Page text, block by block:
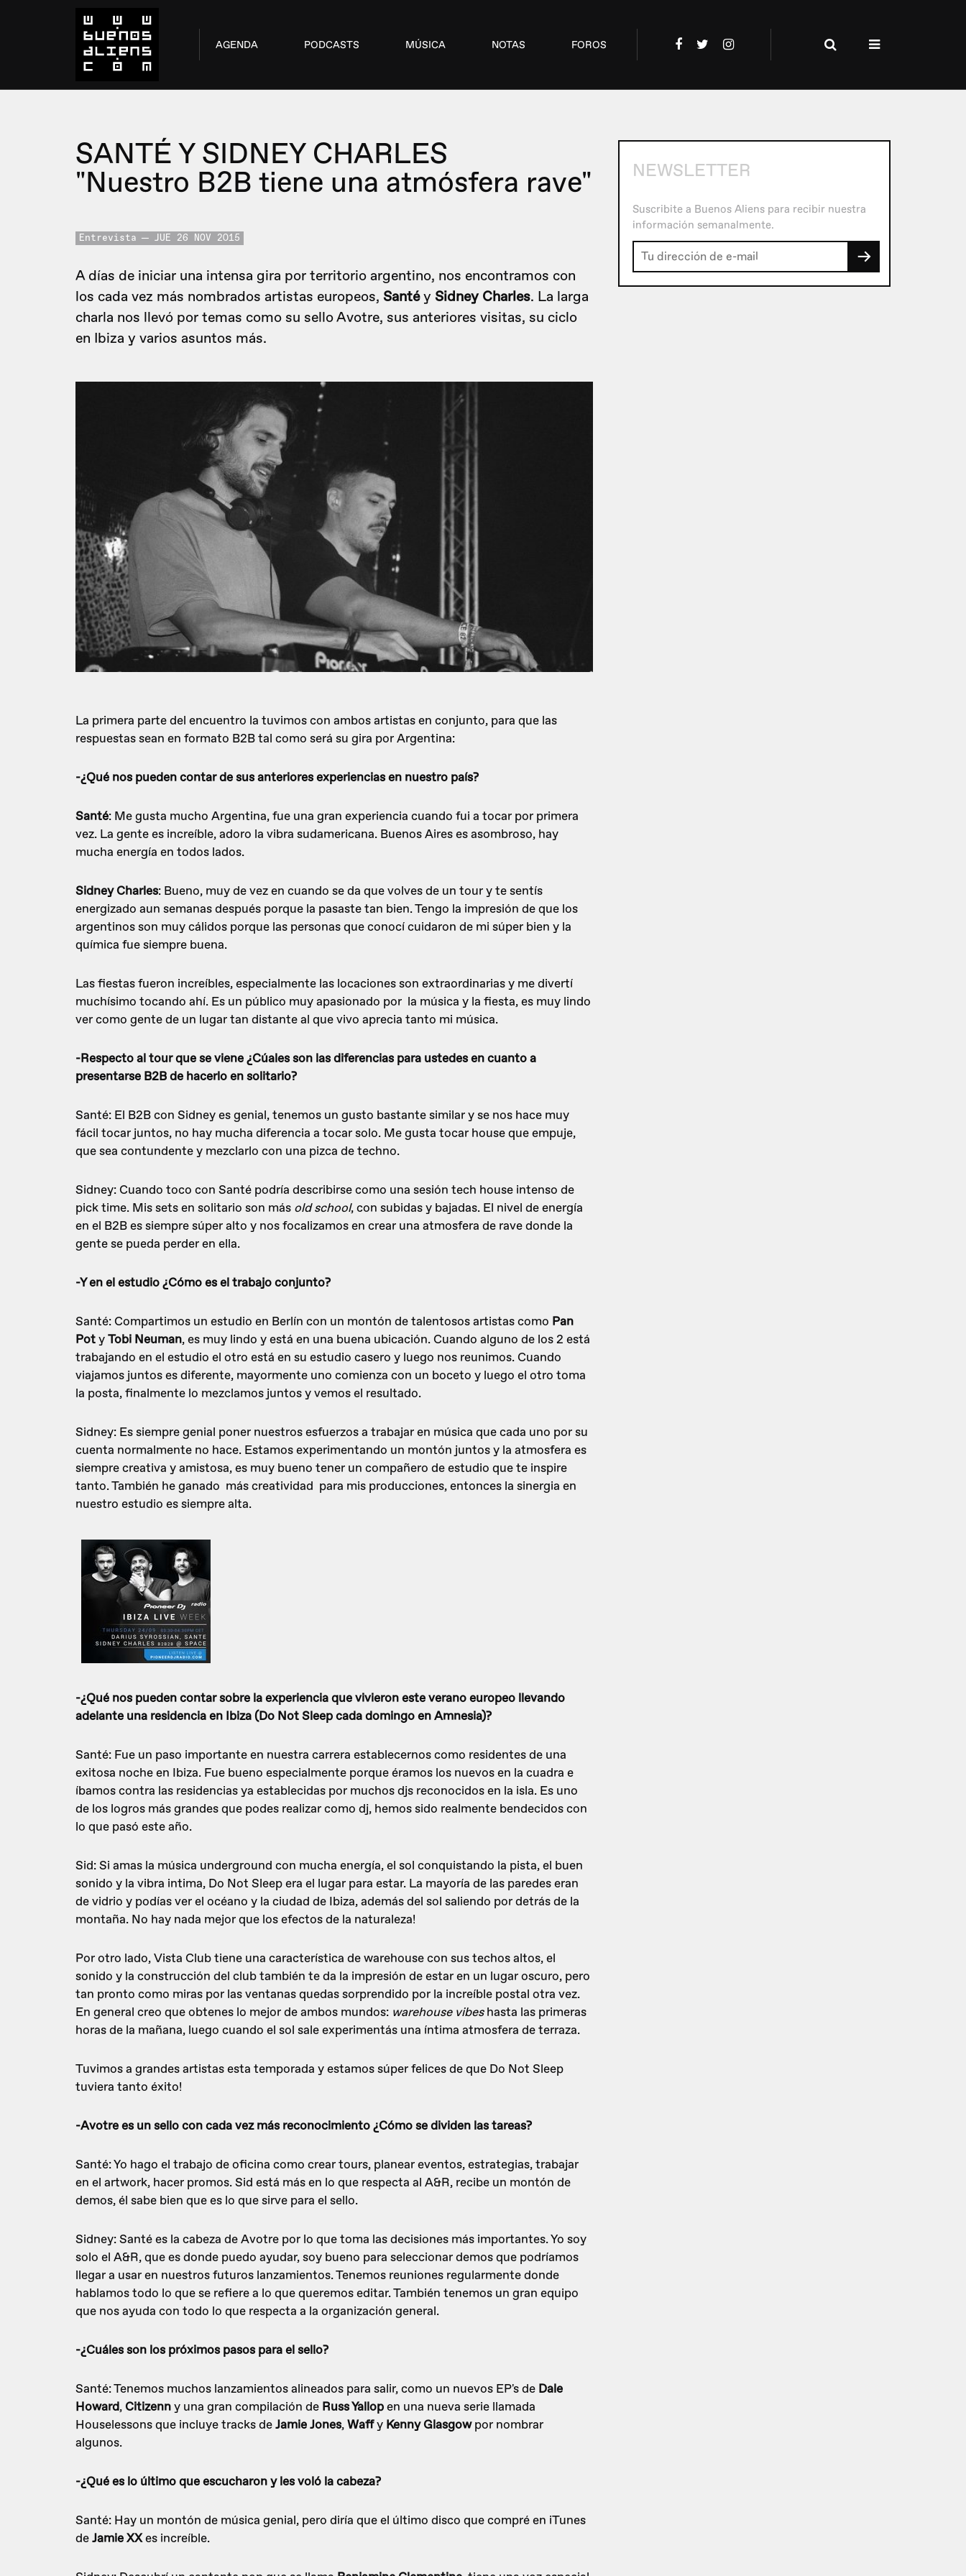
AGENDA PODCASTS MÚSICA NOTAS FOROS
SANTÉ Y SIDNEY CHARLES
"Nuestro B2B tiene una atmósfera rave"
Entrevista JUE 26 NOV 2015
A días de iniciar una intensa gira por territorio argentino, nos encontramos con
los cada vez más nombrados artistas europeos, Santéy Sidney Charles. La larga
charla nos llevó por temas como su sello Avotre, sus anteriores visitas, su ciclo
en Ibiza y varios asuntos más.
La primera parte del encuentro la tuvimos con ambos artistas en conjunto, para que las
respuestas sean en formato B2B tal como será su gira por Argentina:
-¿Qué nos pueden contar de sus anteriores experiencias en nuestro país?
Santé: Me gusta mucho Argentina, fue una gran experiencia cuando fui a tocar por primera
vez. La gente es increíble, adoro la vibra sudamericana. Buenos Aires es asombroso, hay
mucha energía en todos lados.
Sidney Charles: Bueno, muy de vez en cuando se da que volves de un tour y te sentís
energizado aun semanas después porque la pasaste tan bien. Tengo la impresión de que los
argentinos son muy cálidos porque las personas que conocí cuidaron de mi súper bien y la
química fue siempre buena.
Las fiestas fueron increíbles, especialmente las locaciones son extraordinarias y me divertí
muchísimo tocando ahí. Es un público muy apasionado por la música y la fiesta, es muy lindo
ver como gente de un lugar tan distante al que vivo aprecia tanto mi música.
-Respecto al tour que se viene ¿Cúales son las diferencias para ustedes en cuanto a
presentarse B2B de hacerlo en solitario?
Santé: El B2B con Sidney es genial, tenemos un gusto bastante similar y se nos hace muy
fácil tocar juntos, no hay mucha diferencia a tocar solo. Me gusta tocar house que empuje,
que sea contundente y mezclarlo con una pizca de techno.
Sidney: Cuando toco con Santé podría describirse como una sesión tech house intenso de
pick time. Mis sets en solitario son más old school, con subidas y bajadas. El nivel de energía
en el B2B es siempre súper alto y nos focalizamos en crear una atmosfera de rave donde la
gente se pueda perder en ella.
-Y en el estudio ¿Cómo es el trabajo conjunto?
Santé: Compartimos un estudio en Berlín con un montón de talentosos artistas como Pan
PotyTobi Neuman, es muy lindo y está en una buena ubicación. Cuando alguno de los 2 está
trabajando en el estudio el otro está en su estudio casero y luego nos reunimos. Cuando
viajamos juntos es diferente, mayormente uno comienza con un boceto y luego el otro toma
la posta, finalmente lo mezclamos juntos y vemos el resultado.
Sidney: Es siempre genial poner nuestros esfuerzos a trabajar en música que cada uno por su
cuenta normalmente no hace. Estamos experimentando un montón juntos y la atmosfera es
siempre creativa y amistosa, es muy bueno tener un compañero de estudio que te inspire
tanto. También he ganado más creatividad para mis producciones, entonces la sinergia en
nuestro estudio es siempre alta.
-¿Qué nos pueden contar sobre la experiencia que vivieron este verano europeo llevando
adelante una residencia en Ibiza (Do Not Sleep cada domingo en Amnesia)?
Santé: Fue un paso importante en nuestra carrera establecernos como residentes de una
exitosa noche en Ibiza. Fue bueno especialmente porque éramos los nuevos en la cuadra e
íbamos contra las residencias ya establecidas por muchos djs reconocidos en la isla. Es uno
de los logros más grandes que podes realizar como dj, hemos sido realmente bendecidos con
lo que pasó este año.
Sid: Si amas la música underground con mucha energía, el sol conquistando la pista, el buen
sonido y la vibra intima, Do Not Sleep era el lugar para estar. La mayoría de las paredes eran
de vidrio y podías ver el océano y la ciudad de Ibiza, además del sol saliendo por detrás de la
montaña. No hay nada mejor que los efectos de la naturaleza!
Por otro lado, Vista Club tiene una característica de warehouse con sus techos altos, el
sonido y la construcción del club también te da la impresión de estar en un lugar oscuro, pero
tan pronto como miras por las ventanas quedas sorprendido por la increíble postal otra vez.
En general creo que obtenes lo mejor de ambos mundos: warehouse vibeshasta las primeras
horas de la mañana, luego cuando el sol sale experimentás una íntima atmosfera de terraza.
Tuvimos a grandes artistas esta temporada y estamos súper felices de que Do Not Sleep
tuviera tanto éxito!
-Avotre es un sello con cada vez más reconocimiento ¿Cómo se dividen las tareas?
Santé: Yo hago el trabajo de oficina como crear tours, planear eventos, estrategias, trabajar
en el artwork, hacer promos. Sid está más en lo que respecta al A&R, recibe un montón de
demos, él sabe bien que es lo que sirve para el sello.
Sidney: Santé es la cabeza de Avotre por lo que toma las decisiones más importantes. Yo soy
solo el A&R, que es donde puedo ayudar, soy bueno para seleccionar demos que podríamos
llegar a usar en nuestros futuros lanzamientos. Tenemos reuniones regularmente donde
hablamos todo lo que se refiere a lo que queremos editar. También tenemos un gran equipo
que nos ayuda con todo lo que respecta a la organización general.
-¿Cuáles son los próximos pasos para el sello?
Santé: Tenemos muchos lanzamientos alineados para salir, como un nuevos EP's de Dale
Howard,Citizenny una gran compilación de Russ Yallopen una nueva serie llamada
Houselessons que incluye tracks deJamie Jones,Waffy Kenny Glasgowpor nombrar
algunos.
-¿Qué es lo último que escucharon y les voló la cabeza?
Santé: Hay un montón de música genial, pero diría que el último disco que compré en iTunes
deJamie XXes increíble.
NEWSLETTER
Suscribite a Buenos Aliens para recibir nuestra
información semanalmente.
→